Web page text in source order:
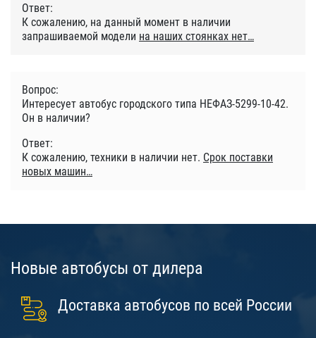
Ответ:
К сожалению, на данный момент в наличии
запрашиваемой модели на наших стоянках нет
Вопрос:
Интересует автобус городского типа НЕФАЗ-5299-10-42.
Он в наличии?
Ответ:
К сожалению, техники в наличии нет. Срок поставки
новых машин
Новые автобусы от дилера
Доставка автобусов по всей России